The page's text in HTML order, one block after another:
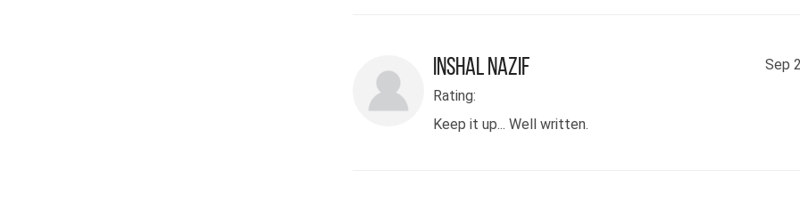
علم ہے تو اس بات کا کہ اب میں
کر پاتی ہوں جو نظروں سے گزر کر
میں ٹھہرے اور دماغ میں قیام کرلے۔
Inshal Nazif
Rating:
Sep
Keep it up... Well written.